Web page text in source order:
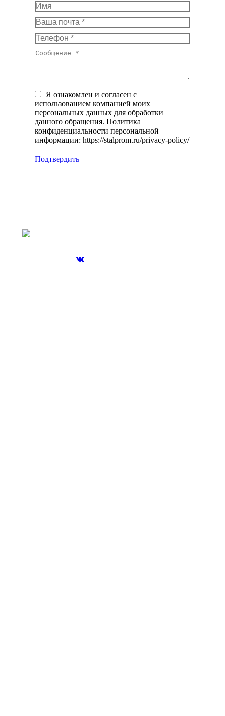
Имя
Ваша почта *
Телефон *
Сообщение *
Я ознакомлен и согласен с
использованием компанией моих
персональных данных для обработки
данного обращения. Политика
конфиденциальности персональной
информации: https://stalprom.ru/privacy-policy/
Подтвердить